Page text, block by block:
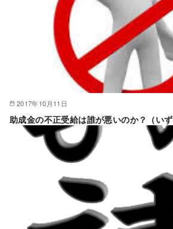
2017年10月11日
助成金の不正受給は誰が悪いのか？（いず